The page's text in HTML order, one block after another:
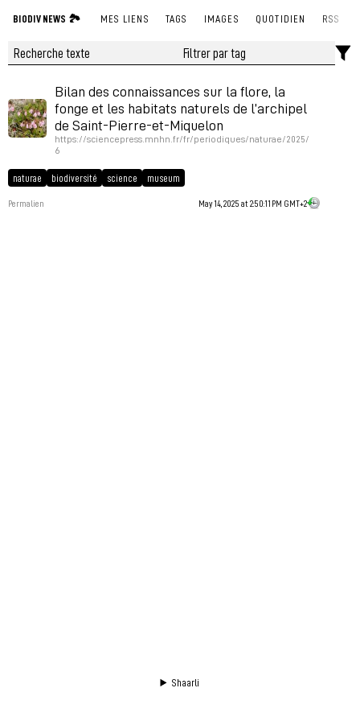
BIODIV NEWS 🏞 MES LIENS TAGS IMAGES QUOTIDIEN RSS
Bilan des connaissances sur la flore, la
fonge et les habitats naturels de l’archipel
de Saint-Pierre-et-Miquelon
https://sciencepress.mnhn.fr/fr/periodiques/naturae/2025/
6
naturae biodiversité science museum
Permalien May 14, 2025 at 2:50:11 PM GMT+2
Shaarli